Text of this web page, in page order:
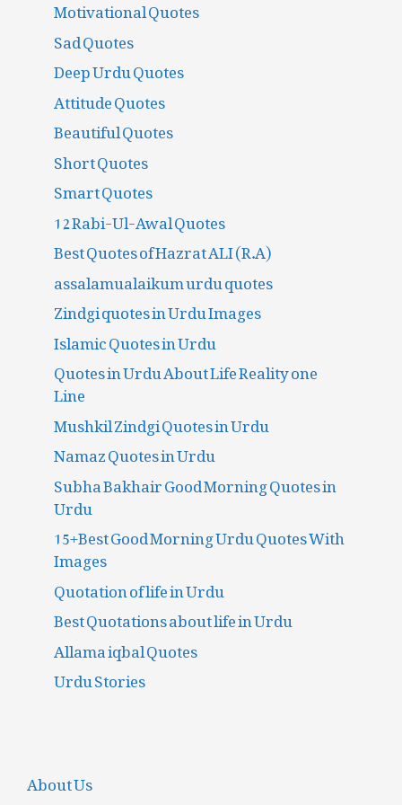
Motivational Quotes
Sad Quotes
Deep Urdu Quotes
Attitude Quotes
Beautiful Quotes
Short Quotes
Smart Quotes
12 Rabi-Ul-Awal Quotes
Best Quotes of Hazrat ALI (R.A)
assalamualaikum urdu quotes
Zindgi quotes in Urdu Images
Islamic Quotes in Urdu
Quotes in Urdu About Life Reality one
Line
Mushkil Zindgi Quotes in Urdu
Namaz Quotes in Urdu
Subha Bakhair Good Morning Quotes in
Urdu
15+Best Good Morning Urdu Quotes With
Images
Quotation of life in Urdu
Best Quotations about life in Urdu
Allama iqbal Quotes
Urdu Stories
About Us